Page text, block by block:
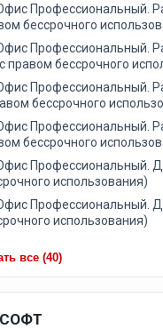
Профессиональный.
бессрочного
Профессиональный.
правом бессрочного
Профессиональный.
бессрочного
Профессиональный.
бессрочного
Профессиональный.
использования)
Профессиональный.
использования)
все (40)